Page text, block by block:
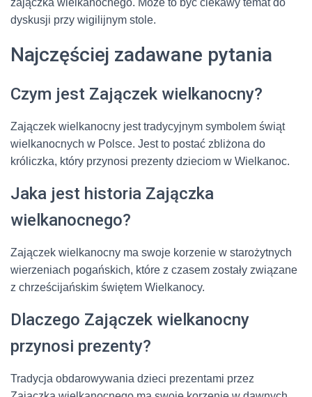
zajączka wielkanocnego. Może to być ciekawy temat do
dyskusji przy wigilijnym stole.
Najczęściej zadawane pytania
Czym jest Zajączek wielkanocny?
Zajączek wielkanocny jest tradycyjnym symbolem świąt
wielkanocnych w Polsce. Jest to postać zbliżona do
króliczka, który przynosi prezenty dzieciom w Wielkanoc.
Jaka jest historia Zajączka
wielkanocnego?
Zajączek wielkanocny ma swoje korzenie w starożytnych
wierzeniach pogańskich, które z czasem zostały związane
z chrześcijańskim świętem Wielkanocy.
Dlaczego Zajączek wielkanocny
przynosi prezenty?
Tradycja obdarowywania dzieci prezentami przez